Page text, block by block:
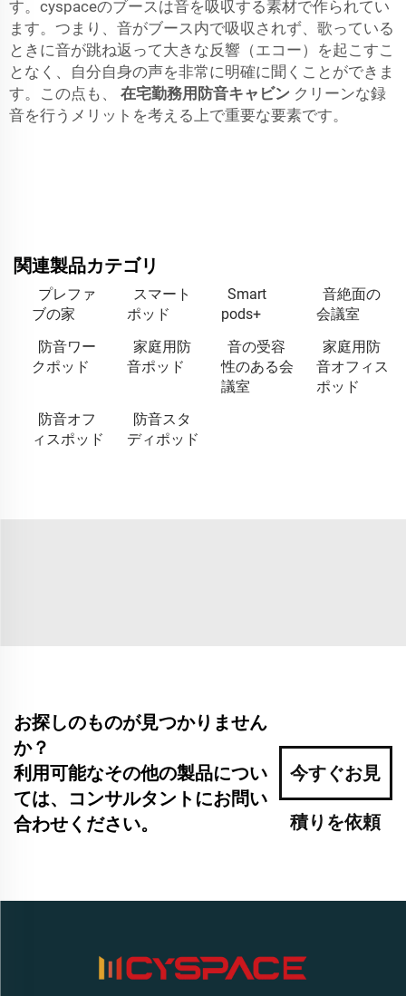
す。cyspaceのブースは音を吸収する素材で作られてい
ます。つまり、音がブース内で吸収されず、歌っている
ときに音が跳ね返って大きな反響（エコー）を起こすこ
となく、自分自身の声を非常に明確に聞くことができま
す。この点も、 在宅勤務用防音キャビン クリーンな録
音を行うメリットを考える上で重要な要素です。
関連製品カテゴリ
プレファ
ブの家
スマート
ポッド
Smart
pods+
音絶面の
会議室
防音ワー
クポッド
家庭用防
音ポッド
音の受容
性のある会
議室
家庭用防
音オフィス
ポッド
防音オフ
ィスポッド
防音スタ
ディポッド
お探しのものが見つかりません
か？
利用可能なその他の製品につい
ては、コンサルタントにお問い
合わせください。
今すぐお見
積りを依頼